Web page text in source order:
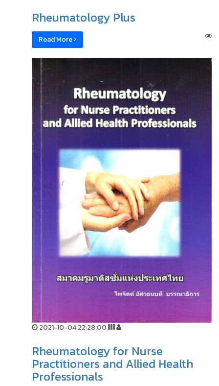
Rheumatology Plus
Read More
2021-10-04 22:28:00
Rheumatology for Nurse
Practitioners and Allied Health
Professionals